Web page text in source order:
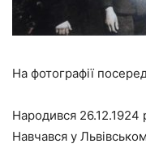
На фотографії
Народився 26.12.1924
Навчався у